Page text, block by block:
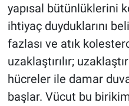
yapısal bütünlüklerini
ihtiyaç duyduklarını
fazlası ve atık
uzaklaştırılır;
hücreler ile damar
başlar. Vücut bu